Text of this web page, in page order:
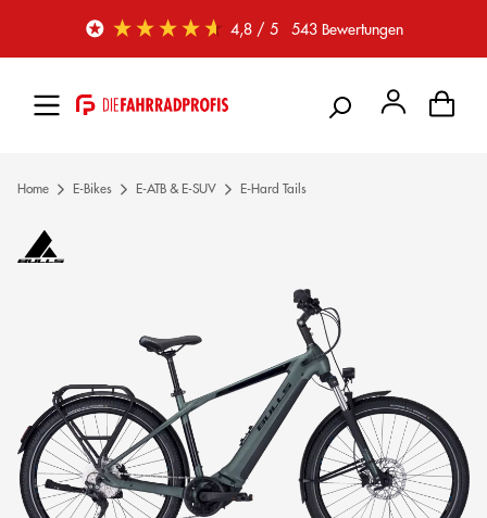
Zum Hauptinhalt springen 4,8/ 5 543 Bewertungen
Home E-Bikes E-ATB & E-SUV E-Hard Tails